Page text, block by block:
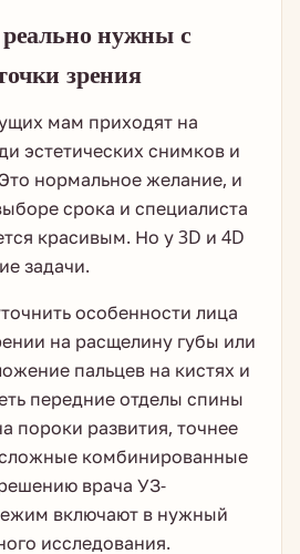
нужны с
зрения
мам приходят на
эстетических снимков и
нормальное желание, и
срока и специалиста
красивым. Но у 3D и 4D
задачи.
особенности лица
на расщелину губы или
пальцев на кистях и
передние отделы спины
пороки развития, точнее
сложные комбинированные
врача УЗ-
включают в нужный
исследования.